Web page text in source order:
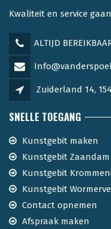
Kwaliteit en service
ALTIJD
Zuiderland 14,
SNELLE TOEGANG
Kunstgebit maken
Kunstgebit Zaandam
Kunstgebit
Kunstgebit
Contact opnemen
Afspraak maken